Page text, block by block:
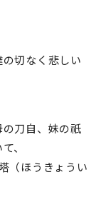
切なく悲しい
刀自、妹の祇
、
（ほうきょうい